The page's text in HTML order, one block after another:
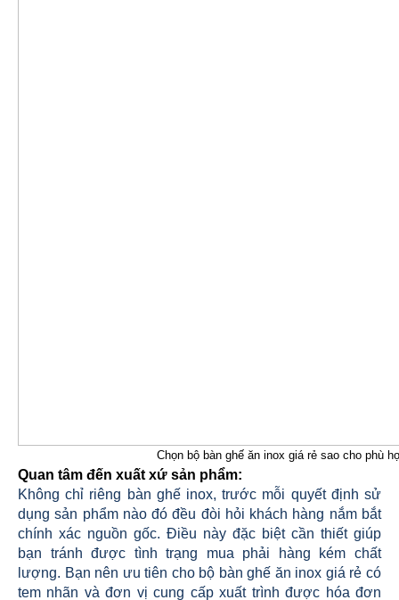
Chọn bộ bàn ghế ăn inox giá rẻ sao cho phù
Quan tâm đến xuất xứ sản phẩm:
Không chỉ riêng bàn ghế inox, trước mỗi quyết định sử
dụng sản phẩm nào đó đều đòi hỏi khách hàng nắm bắt
chính xác nguồn gốc. Điều này đặc biệt cần thiết giúp
bạn tránh được tình trạng mua phải hàng kém chất
lượng. Bạn nên ưu tiên cho bộ bàn ghế ăn inox giá rẻ có
tem nhãn và đơn vị cung cấp xuất trình được hóa đơn